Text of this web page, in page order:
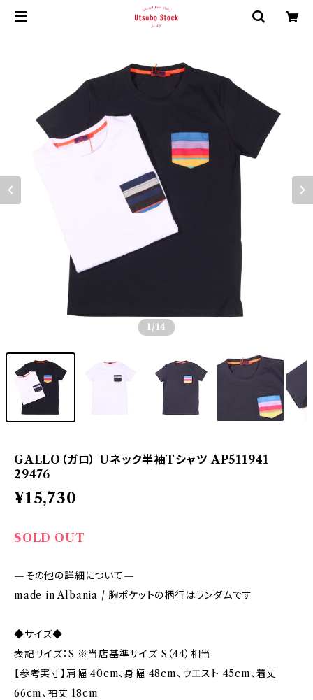
1 /14
GALLO（ガロ） Uネック半袖Tシャツ AP511941
29476
¥15,730
SOLD OUT
—その他の詳細について—
made in Albania / 胸ポケットの柄行はランダムです
◆サイズ◆
表記サイズ：S ※当店基準サイズ S（44）相当
【参考実寸】肩幅 40cm、身幅 48cm、ウエスト 45cm、着丈
66cm、袖丈 18cm